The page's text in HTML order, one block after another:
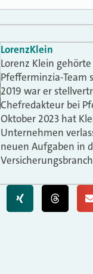
LorenzKlein
Lorenz Klein
Pfefferminzia-Team
2019 war er
Chefredakteur bei
Oktober 2023 hat
Unternehmen
neuen Aufgaben in